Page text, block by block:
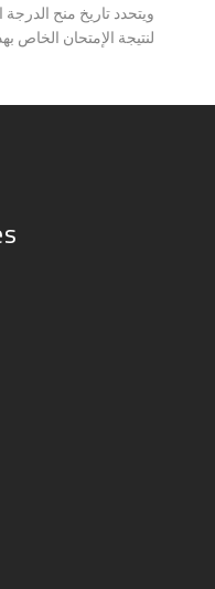
ويتحدد تاريخ منح الدرجة
لنتيجة الإمتحان الخاص